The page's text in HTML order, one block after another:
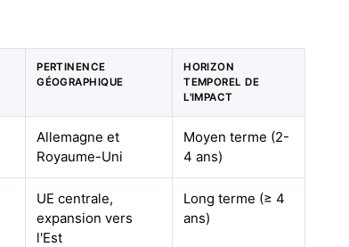
PERTINENCE
GÉOGRAPHIQUE
HORIZON
TEMPOREL DE
L'IMPACT
Allemagne et
Royaume-Uni
Moyen terme (2-
4 ans)
UE centrale,
expansion vers
l'Est
Long terme (≥ 4
ans)